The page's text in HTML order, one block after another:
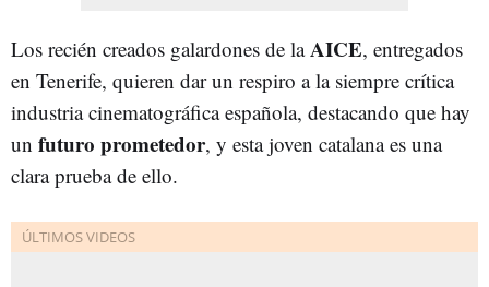
Los recién creados galardones de laAICE, entregados
en Tenerife, quieren dar un respiro a la siempre crítica
industria cinematográfica española, destacando que hay
un futuro prometedor, y esta joven catalana es una
clara prueba de ello.